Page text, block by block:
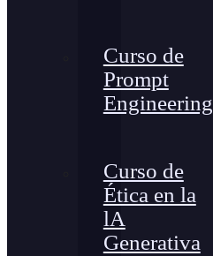
Curso de
Prompt
Engineering
Curso de
Ética en la
lA
Generativa